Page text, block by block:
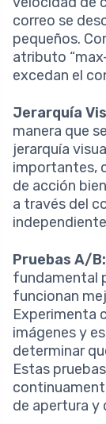
correo se
pequeños.
atributo
excedan el
Jerarquía
manera que
jerarquía
importantes,
de acción
a través del
Pruebas A/B:
fundamental
funcionan
Experimenta
imágenes y
determinar
Estas
de apertura y